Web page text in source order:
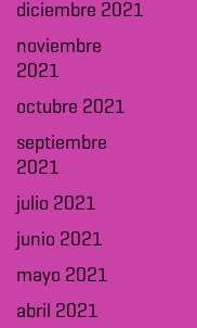
diciembre 2021
noviembre
2021
octubre 2021
septiembre
2021
julio 2021
junio 2021
mayo 2021
abril 2021